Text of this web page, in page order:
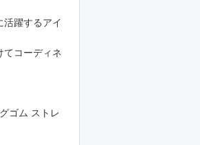
活躍するアイ
てコーディネ
ゴム ストレ